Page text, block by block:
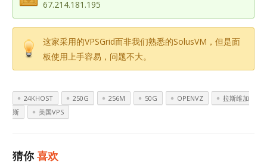
67.214.181.195
这家采用的VPSGrid而非我们熟悉的SolusVM，但是面
板使用上手容易，问题不大。
24KHOST 250G 256M 50G OPENVZ
拉斯维加
斯
美国VPS
猜你喜欢